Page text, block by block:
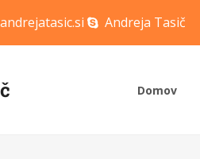
Andreja Tasič
Domov